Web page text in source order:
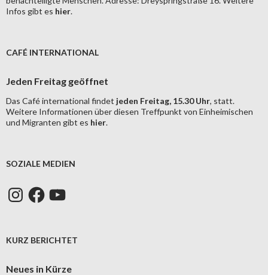
Infos gibt es hier.
CAFÉ INTERNATIONAL
Jeden Freitag geöffnet
Das Café international findet jeden Freitag, 15.30 Uhr, statt.
Weitere Informationen über diesen Treffpunkt von Einheimischen
und Migranten gibt es hier.
SOZIALE MEDIEN
InstagramFacebookYouTube
KURZ BERICHTET
Neues in Kürze